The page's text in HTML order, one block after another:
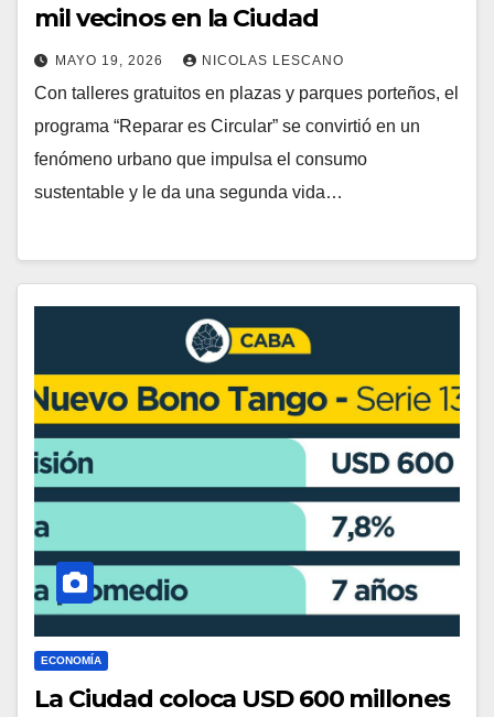
mil vecinos en la Ciudad
MAYO 19, 2026 NICOLAS LESCANO
Con talleres gratuitos en plazas y parques porteños, el
programa “Reparar es Circular” se convirtió en un
fenómeno urbano que impulsa el consumo
sustentable y le da una segunda vida…
ECONOMÍA
La Ciudad coloca USD 600 millones